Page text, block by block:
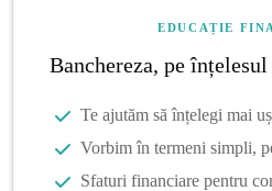
EDUCAȚIE
Banchereza, pe
Te ajutăm să înțelegi mai
Vorbim în termeni simpli,
Sfaturi financiare pentru